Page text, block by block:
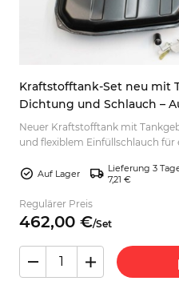
Kraftstofftank-Set neu mit
Dichtung und Schlauch –
A112
Neuer Kraftstofftank mit
und flexiblem Einfüllschlauch für
auswählen.
Auf Lager
Lieferung 3
7,21 €
Regulärer Preis
462,00 €/Set